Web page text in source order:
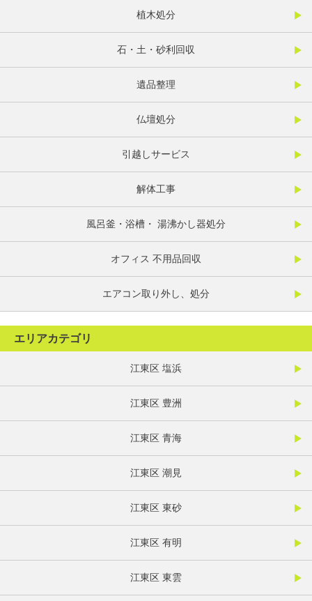
植木処分
石・土・砂利回収
遺品整理
仏壇処分
引越しサービス
解体工事
風呂釜・浴槽・ 湯沸かし器処分
オフィス 不用品回収
エアコン取り外し、処分
エリアカテゴリ
江東区 塩浜
江東区 豊洲
江東区 青海
江東区 潮見
江東区 東砂
江東区 有明
江東区 東雲